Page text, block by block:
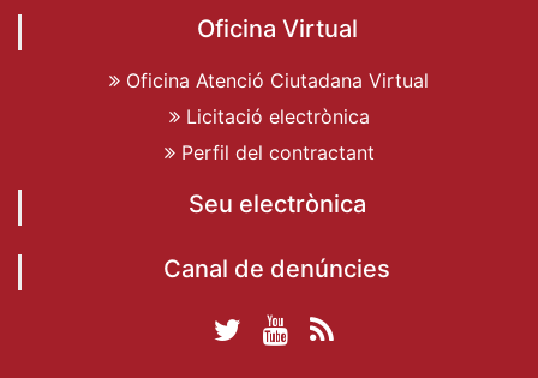
Oficina Virtual
Oficina Atenció Ciutadana Virtual
Licitació electrònica
Perfil del contractant
Seu electrònica
Canal de denúncies
Twitter Ajuntament